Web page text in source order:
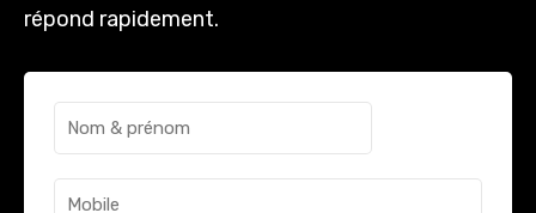
répond rapidement.